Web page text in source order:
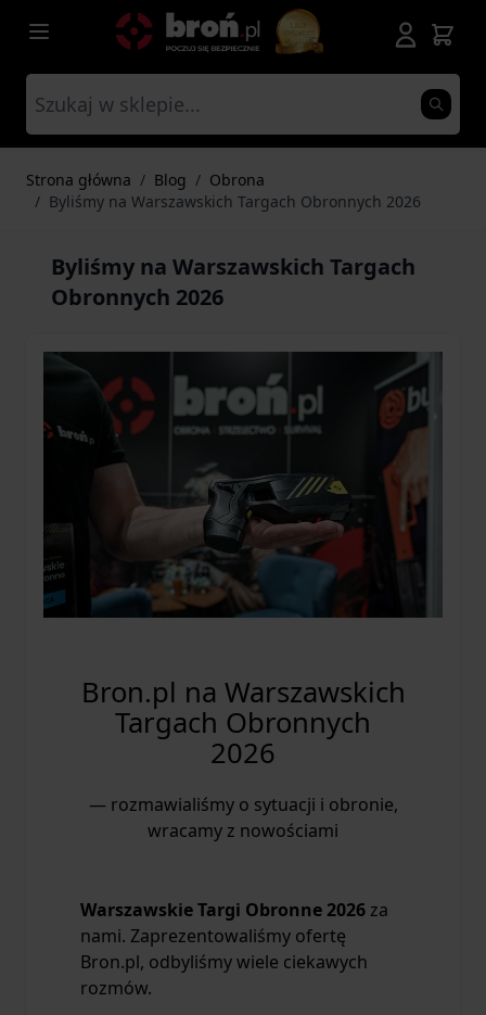
Przejdź do treści
Strona główna / Blog / Obrona
/ Byliśmy na Warszawskich Targach Obronnych 2026
Byliśmy na Warszawskich Targach
Obronnych 2026
Bron.pl na Warszawskich
Targach Obronnych
2026
— rozmawialiśmy o sytuacji i obronie,
wracamy z nowościami
Warszawskie Targi Obronne 2026za
nami. Zaprezentowaliśmy ofertę
Bron.pl, odbyliśmy wiele ciekawych
rozmów.